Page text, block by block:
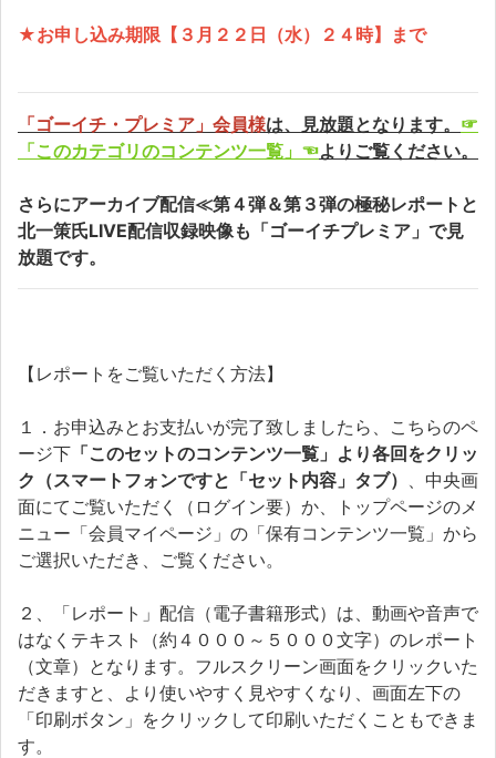
★お申し込み期限 【３月２２日（水）２４時】まで
「ゴーイチ・プレミア」会員様は、見放題となります。 ☞
「このカテゴリのコンテンツ一覧」☜よりご覧ください。
さらにアーカイブ配信≪第４弾＆第３弾の極秘レポートと
北一策氏LIVE配信収録映像も「ゴーイチプレミア」で見
放題です。
【レポートをご覧いただく方法】
１．お申込みとお支払いが完了致しましたら、こちらのペ
ージ下 「このセットのコンテンツ一覧」より各回をクリッ
ク（スマートフォンですと「セット内容」タブ） 、中央画
面にてご覧いただく（ログイン要）か、トップページのメ
ニュー「会員マイページ」の「保有コンテンツ一覧」から
ご選択いただき、ご覧ください。
２、「レポート」配信（電子書籍形式）は、動画や音声で
はなくテキスト（約４０００～５０００文字）のレポート
（文章）となります。フルスクリーン画面をクリックいた
だきますと、より使いやすく見やすくなり、画面左下の
「印刷ボタン」をクリックして印刷いただくこともできま
す。